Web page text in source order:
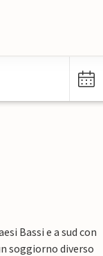
Bassi e a sud con
soggiorno diverso